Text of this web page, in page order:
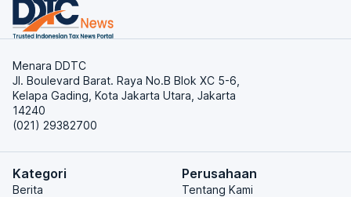
Menara DDTC
Jl. Boulevard Barat. Raya No.B Blok XC 5-6,
Kelapa Gading, Kota Jakarta Utara, Jakarta
14240
(021) 29382700
Kategori
Berita
Perusahaan
Tentang Kami